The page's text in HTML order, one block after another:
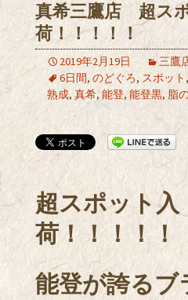
真希三鷹店 超ス
荷！！！！！
2019年2月19日 三鷹
6日間, のどぐろ, スポット ,
熟成, 真希, 能登, 能登黒, 脂
超スポット入
荷！！！！！
能登が誇る